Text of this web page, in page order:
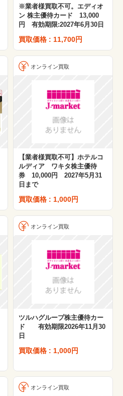
※業者様買取不可。エディオ
ン 株主優待カード 13,000
円 有効期限:2027年6月30日
買取価格 : 11,700円
オンライン買取
【業者様買取不可】ホテルコ
ルディア ワキタ株主優待
券 10,000円 2027年5月31
日まで
買取価格 : 1,000円
オンライン買取
ツルハグループ株主優待カー
ド 有効期限2026年11月30
日
買取価格 : 1,000円
オンライン買取